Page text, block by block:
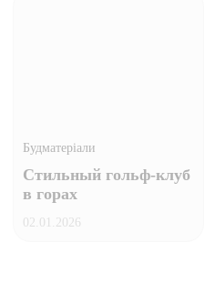
Будматеріали
Стильный гольф-клуб
в горах
02.01.2026